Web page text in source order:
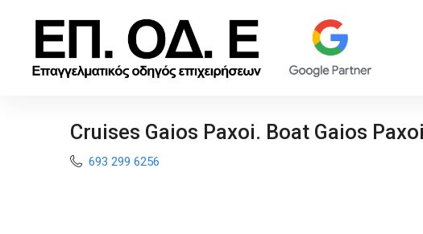
Cruises Gaios Paxoi. Boat Gaios
693 299 6256